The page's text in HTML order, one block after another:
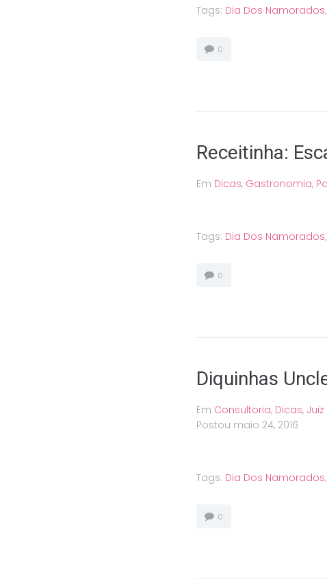
Tags: Dia Dos Namorados,
0
Receitinha:
Em Dicas, Gastronomia,
Tags: Dia Dos Namorados,
0
Diquinhas
Em Consultoria, Dicas,
Postou maio 24, 2016
Tags: Dia Dos Namorados,
0